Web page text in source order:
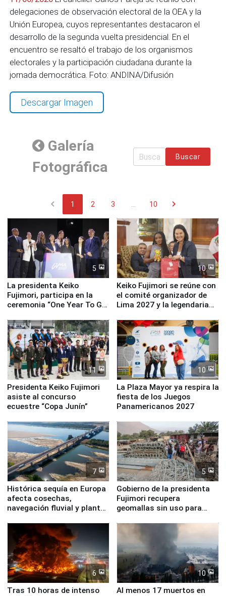
delegaciones de observación electoral de la OEA y la
Unión Europea, cuyos representantes destacaron el
desarrollo de la segunda vuelta presidencial. En el
encuentro se resaltó el trabajo de los organismos
electorales y la participación ciudadana durante la
jornada democrática. Foto: ANDINA/Difusión
Descargar Imagen
Galería
Fotográfica
Buscar
chevron_left 1 2 3 ... 10 chevron_right
5
La presidenta Keiko
Fujimori, participa en la
ceremonia “One Year To Go
10
Keiko Fujimori se reúne con
el comité organizador de
Lima 2027 y la legendaria
11
Presidenta Keiko Fujimori
asiste al concurso
ecuestre “Copa Junín”
10
La Plaza Mayor ya respira la
fiesta de los Juegos
Panamericanos 2027
7
Histórica sequía en Europa
afecta cosechas,
navegación fluvial y plantas
5
Gobierno de la presidenta
Fujimori recupera
geomallas sin uso para
Fenómeno El Niño
6
Tras 10 horas de intenso
10
Al menos 17 muertos en